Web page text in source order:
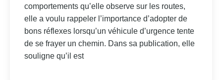
comportements qu’elle observe sur les routes,
elle a voulu rappeler l’importance d’adopter de
bons réflexes lorsqu’un véhicule d’urgence tente
de se frayer un chemin. Dans sa publication, elle
souligne qu’il est